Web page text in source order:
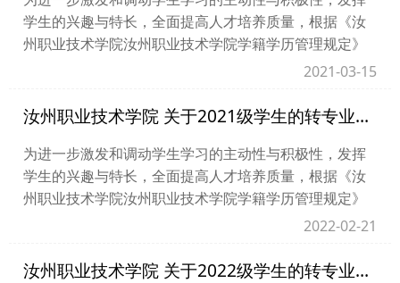
学生的兴趣与特长，全面提高人才培养质量，根据《汝
州职业技术学院汝州职业技术学院学籍学历管理规定》
和《汝州职业技术学院转专业工作实施办法（试行）》
2021-03-15
汝州职业技术学院 关于2021级学生的转专业通知
为进一步激发和调动学生学习的主动性与积极性，发挥
学生的兴趣与特长，全面提高人才培养质量，根据《汝
州职业技术学院汝州职业技术学院学籍学历管理规定》
和《汝州职业技术学院转专业工作实施办法（试行）》
2022-02-21
汝州职业技术学院 关于2022级学生的转专业通知